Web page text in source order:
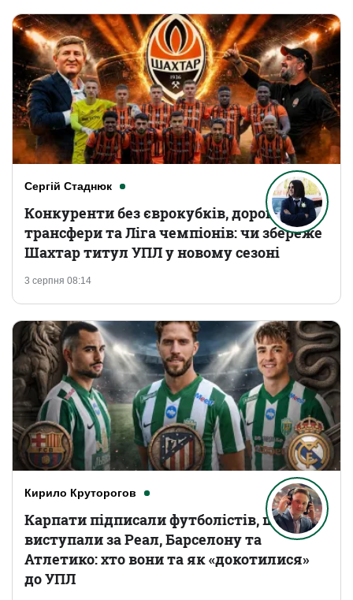
Сергій Стаднюк
3 серпня 08:14
Конкуренти без єврокубків, дорогі
трансфери та Ліга чемпіонів: чи збереже
Шахтар титул УПЛ у новому сезоні
Кирило Круторогов
Карпати підписали футболістів, що
виступали за Реал, Барселону та
Атлетико: хто вони та як «докотилися»
до УПЛ